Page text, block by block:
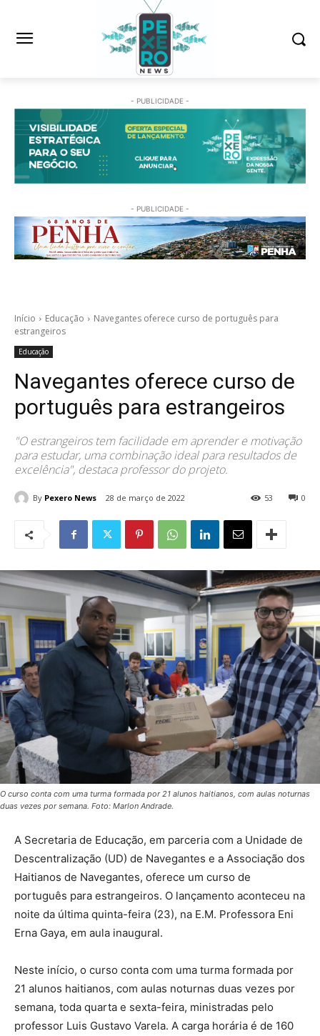
- PUBLICIDADE -
- PUBLICIDADE -
Início Educação
Navegantes oferece curso de português para
estrangeiros
Educação
Navegantes oferece curso de
português para estrangeiros
"O estrangeiros tem facilidade em aprender e motivação
para estudar, uma combinação ideal para resultados de
excelência", destaca professor do projeto.
By Pexero News 28 de março de 2022 0
53
O curso conta com uma turma formada por 21 alunos haitianos, com aulas noturnas
duas vezes por semana. Foto: Marlon Andrade.
A Secretaria de Educação, em parceria com a Unidade de
Descentralização (UD) de Navegantes e a Associação dos
Haitianos de Navegantes, oferece um curso de
português para estrangeiros. O lançamento aconteceu na
noite da última quinta-feira (23), na E.M. Professora Eni
Erna Gaya, em aula inaugural.
Neste início, o curso conta com uma turma formada por
21 alunos haitianos, com aulas noturnas duas vezes por
semana, toda quarta e sexta-feira, ministradas pelo
professor Luis Gustavo Varela. A carga horária é de 160